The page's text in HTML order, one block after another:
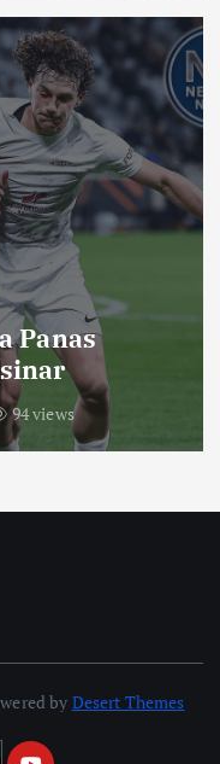
Panas
94 views
by Desert Themes